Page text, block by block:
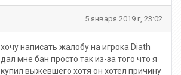
5 января 2019 г, 23:02
хочу написать жалобу на игрока Diath
дал мне бан просто так из-за того что я
купил выжевшего хотя он хотел причину